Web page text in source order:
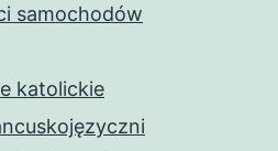
samochodów
katolickie